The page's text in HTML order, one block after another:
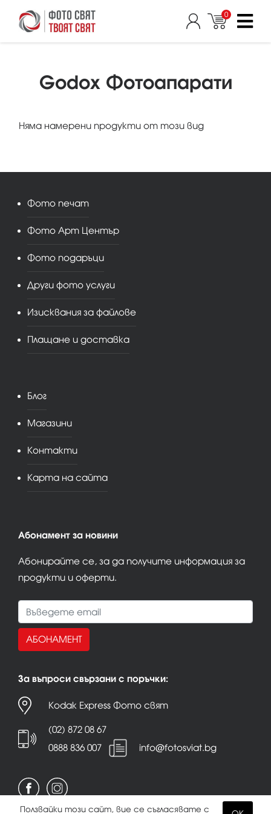
0
Godox Фотоапарати
Няма намерени продукти от този вид
Фото печат
Фото Арт Център
Фото подаръци
Други фото услуги
Изисквания за файлове
Плащане и доставка
Блог
Магазини
Контакти
Карта на сайта
Абонамент за новини
Абонирайте се, за да получите информация за
продукти и оферти.
АБОНАМЕНТ
За въпроси свързани с поръчки:
Kodak Express Фото свят
(02) 872 08 67
0888 836 007
info@fotosviat.bg
Ползвайки този сайт, вие се съгласявате с